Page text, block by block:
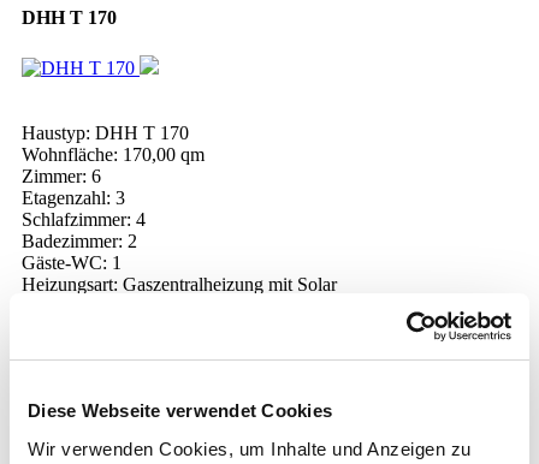
Diese Webseite verwendet Cookies
Wir verwenden Cookies, um Inhalte und Anzeigen zu
DHH T 170
Haustyp: DHH T 170
Wohnfläche: 170,00 qm
Zimmer: 6
Etagenzahl: 3
Schlafzimmer: 4
Badezimmer: 2
Gäste-WC: 1
Heizungsart: Gaszentralheizung mit Solar
Wohnebene
53,32 qm
Hausanschlussraum
1,00 qm